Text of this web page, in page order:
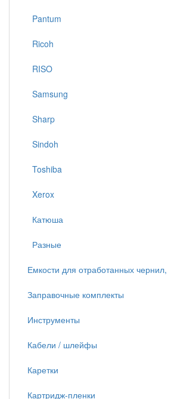
Pantum
Ricoh
RISO
Samsung
Sharp
Sindoh
Toshiba
Xerox
Катюша
Разные
Емкости для отработанных чернил,
Заправочные комплекты
Инструменты
Кабели / шлейфы
Каретки
Картридж-пленки